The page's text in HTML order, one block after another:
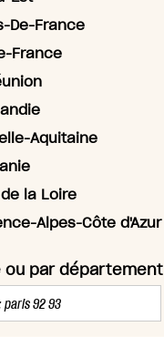
De-France
France
Aquitaine
la Loire
Alpes-Côte d'Azur
ou par département